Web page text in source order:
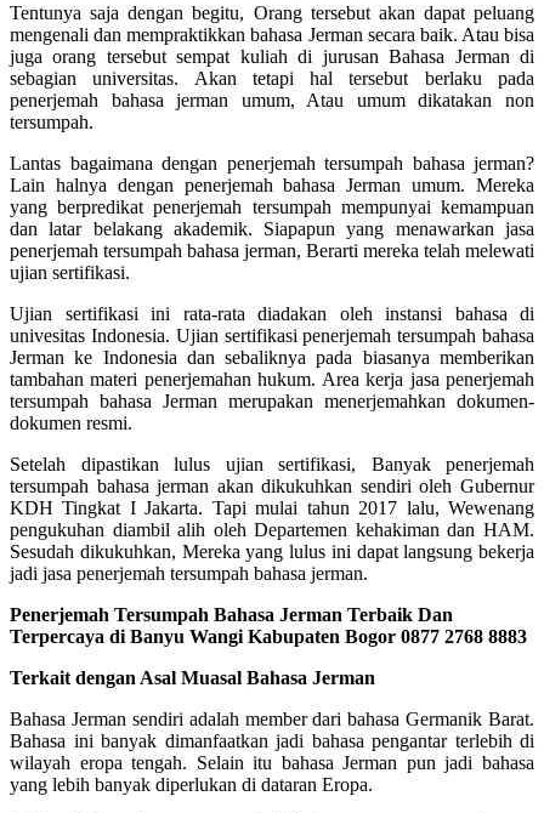
Tentunya saja dengan begitu, Orang tersebut akan dapat peluang
mengenali dan mempraktikkan bahasa Jerman secara baik. Atau bisa
juga orang tersebut sempat kuliah di jurusan Bahasa Jerman di
sebagian universitas. Akan tetapi hal tersebut berlaku pada
penerjemah bahasa jerman umum, Atau umum dikatakan non
tersumpah.
Lantas bagaimana dengan penerjemah tersumpah bahasa jerman?
Lain halnya dengan penerjemah bahasa Jerman umum. Mereka
yang berpredikat penerjemah tersumpah mempunyai kemampuan
dan latar belakang akademik. Siapapun yang menawarkan jasa
penerjemah tersumpah bahasa jerman, Berarti mereka telah melewati
ujian sertifikasi.
Ujian sertifikasi ini rata-rata diadakan oleh instansi bahasa di
univesitas Indonesia. Ujian sertifikasi penerjemah tersumpah bahasa
Jerman ke Indonesia dan sebaliknya pada biasanya memberikan
tambahan materi penerjemahan hukum. Area kerja jasa penerjemah
tersumpah bahasa Jerman merupakan menerjemahkan dokumen-
dokumen resmi.
Setelah dipastikan lulus ujian sertifikasi, Banyak penerjemah
tersumpah bahasa jerman akan dikukuhkan sendiri oleh Gubernur
KDH Tingkat I Jakarta. Tapi mulai tahun 2017 lalu, Wewenang
pengukuhan diambil alih oleh Departemen kehakiman dan HAM.
Sesudah dikukuhkan, Mereka yang lulus ini dapat langsung bekerja
jadi jasa penerjemah tersumpah bahasa jerman.
Penerjemah Tersumpah Bahasa Jerman Terbaik Dan
Terpercaya di Banyu Wangi Kabupaten Bogor 0877 2768 8883
Terkait dengan Asal Muasal Bahasa Jerman
Bahasa Jerman sendiri adalah member dari bahasa Germanik Barat.
Bahasa ini banyak dimanfaatkan jadi bahasa pengantar terlebih di
wilayah eropa tengah. Selain itu bahasa Jerman pun jadi bahasa
yang lebih banyak diperlukan di dataran Eropa.